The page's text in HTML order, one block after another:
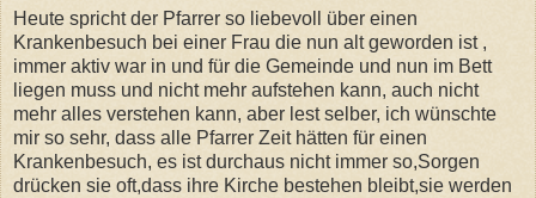
Heute spricht der Pfarrer so liebevoll über einen
Krankenbesuch bei einer Frau die nun alt geworden ist ,
immer aktiv war in und für die Gemeinde und nun im Bett
liegen muss und nicht mehr aufstehen kann, auch nicht
mehr alles verstehen kann, aber lest selber, ich wünschte
mir so sehr, dass alle Pfarrer Zeit hätten für einen
Krankenbesuch, es ist durchaus nicht immer so,Sorgen
drücken sie oft,dass ihre Kirche bestehen bleibt,sie werden